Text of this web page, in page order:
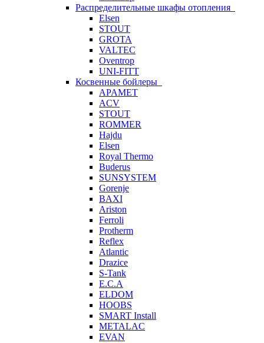
Распределительные шкафы отопления
Elsen
STOUT
GROTA
VALTEC
Oventrop
UNI-FITT
Косвенные бойлеры
APAMET
ACV
STOUT
ROMMER
Hajdu
Elsen
Royal Thermo
Buderus
SUNSYSTEM
Gorenje
BAXI
Ariston
Ferroli
Protherm
Reflex
Atlantic
Drazice
S-Tank
E.C.A
ELDOM
HOOBS
SMART Install
METALAC
EVAN